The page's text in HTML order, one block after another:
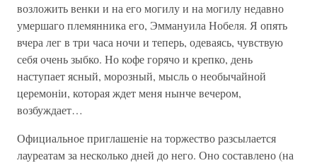
возложить венки и на его могилу и на могилу недавно
умершаго племянника его, Эммануила Нобеля. Я опять
вчера лег в три часа ночи и теперь, одеваясь, чувствую
себя очень зыбко. Но кофе горячо и крепко, день
наступает ясный, морозный, мысль о необычайной
церемоніи, которая ждет меня нынче вечером,
возбуждает…
Официальное приглашеніе на торжество разсылается
лауреатам за несколько дней до него. Оно составлено (на